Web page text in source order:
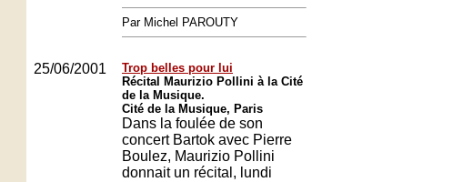
Par Michel PAROUTY
25/06/2001
Trop belles pour lui
Récital Maurizio Pollini à la Cité
de la Musique.
Cité de la Musique, Paris
Dans la foulée de son
concert Bartok avec Pierre
Boulez, Maurizio Pollini
donnait un récital, lundi